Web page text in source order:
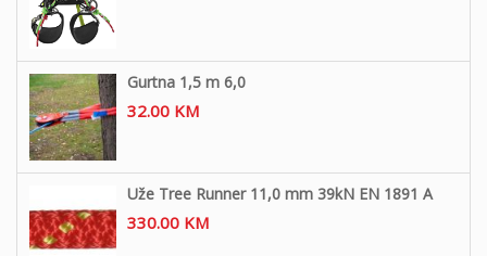
Gurtna 1,5 m 6,0
32.00 KM
Uže Tree Runner 11,0 mm 39kN EN 1891 A
330.00 KM